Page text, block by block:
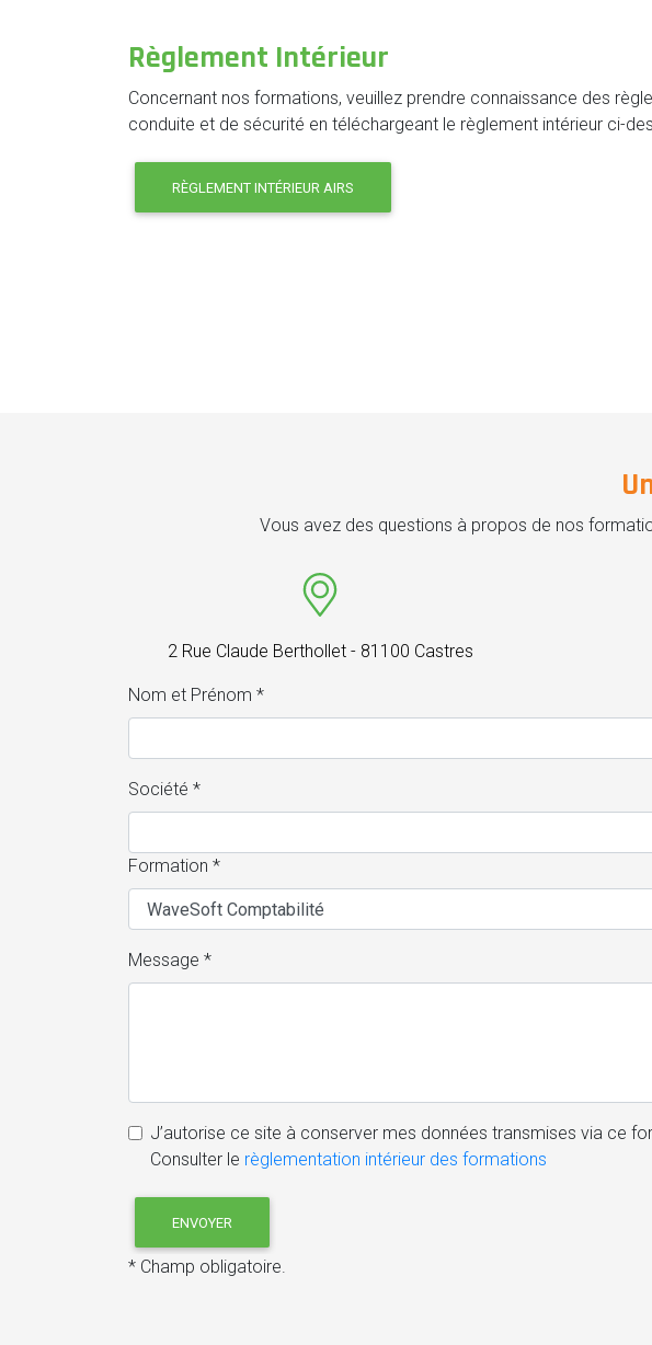
Règlement Intérieur
Concernant nos formations, veuillez prendre connaissance des
conduite et de sécurité en téléchargeant le règlement intérieur ci-
RÈGLEMENT INTÉRIEUR AIRS
Vous avez des questions à propos de nos
2 Rue Claude Berthollet - 81100 Castres
Nom et Prénom *
Société *
Formation *
Message *
J’autorise ce site à conserver mes données transmises via ce
Consulter le règlementation intérieur des formations
* Champ obligatoire.